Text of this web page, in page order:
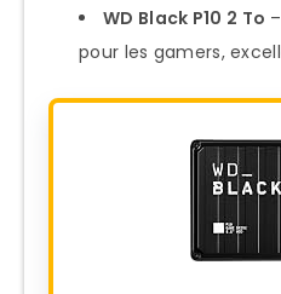
WD Black P10 2 To
pour les gamers,